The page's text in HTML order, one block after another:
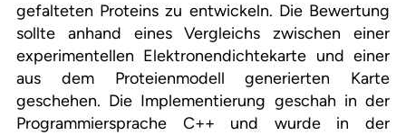
gefalteten Proteins zu entwickeln. Die Bewertung
sollte anhand eines Vergleichs zwischen einer
experimentellen Elektronendichtekarte und einer
aus dem Proteienmodell generierten Karte
geschehen. Die Implementierung geschah in der
Programmiersprache C++ und wurde in der